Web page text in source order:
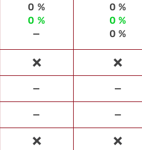
0 % 0 %
0 % 0 %
— 0 %
— —
— —